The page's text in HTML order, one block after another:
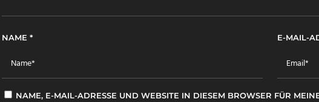
NAME * E-MAIL-
NAME, E-MAIL-ADRESSE UND WEBSITE IN DIESEM BROWSER FÜR